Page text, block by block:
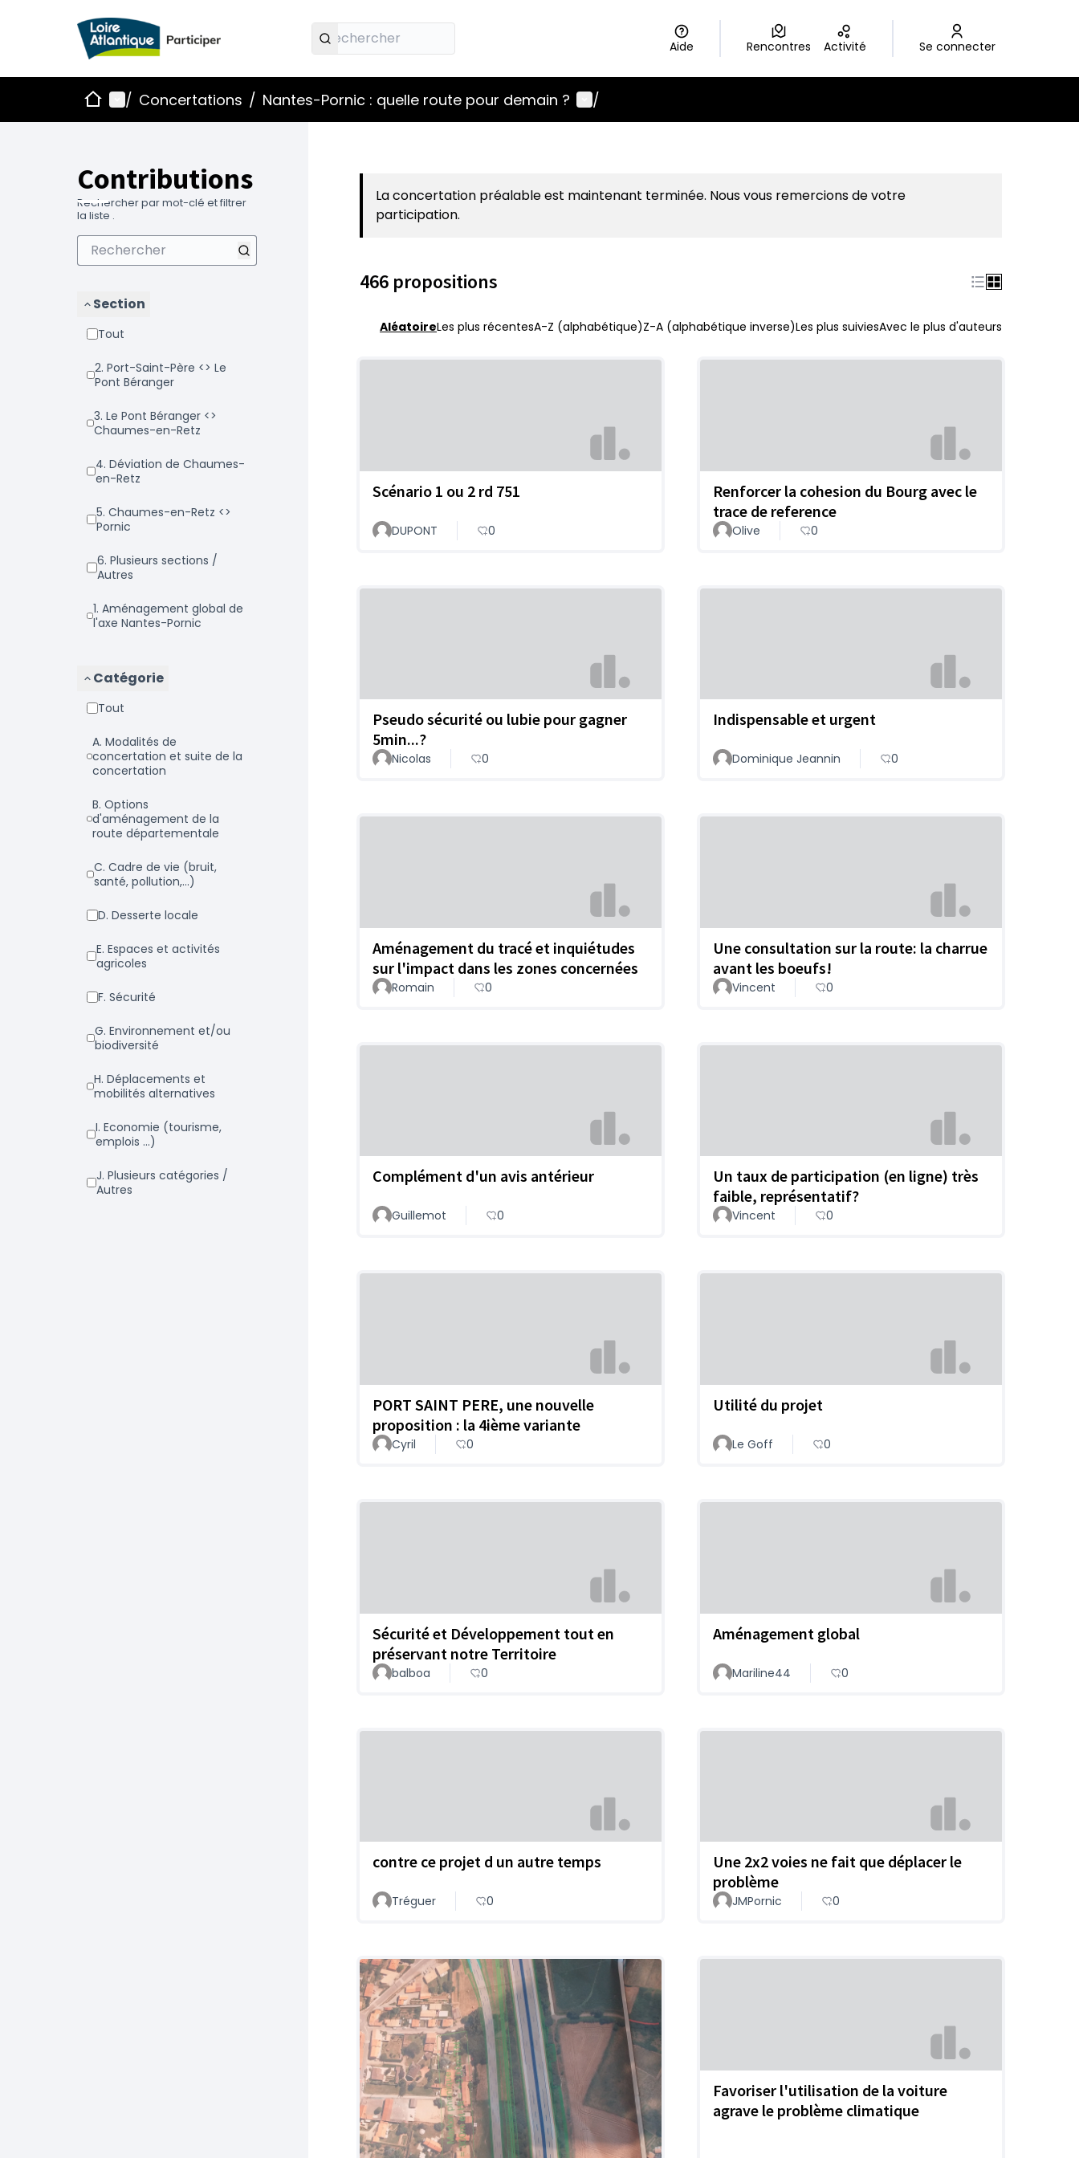
Aide Rencontres Activité Se connecter
AccueilMenu principal
/ Concertations / Nantes-Pornic : quelle route pour demain ? Menu utilisateur
/
Contributions
Rechercher par mot-clé et filtrer
la liste .
Section
Tout
2. Port-Saint-Père <> Le
Pont Béranger
3. Le Pont Béranger <>
Chaumes-en-Retz
4. Déviation de Chaumes-
en-Retz
5. Chaumes-en-Retz <>
Pornic
6. Plusieurs sections /
Autres
1. Aménagement global de
l'axe Nantes-Pornic
Catégorie
Tout
a. Modalités de
concertation et suite de la
concertation
b. Options
d'aménagement de la
route départementale
c. Cadre de vie (bruit,
santé, pollution,...)
d. Desserte locale
e. Espaces et activités
agricoles
f. Sécurité
g. Environnement et/ou
biodiversité
h. Déplacements et
mobilités alternatives
i. Economie (tourisme,
emplois ...)
j. Plusieurs catégories /
Autres
La concertation préalable est maintenant terminée. Nous vous remercions de votre
participation.
466 propositions
AléatoireLes plus récentesA-Z (alphabétique)Z-A (alphabétique inverse)Les plus suiviesAvec le plus d'auteurs
Scénario 1 ou 2 rd 751
DUPONT 0
Renforcer la cohesion du Bourg avec le
trace de reference
Olive 0
Pseudo sécurité ou lubie pour gagner
5min...?
Nicolas 0
Indispensable et urgent
Dominique Jeannin 0
Aménagement du tracé et inquiétudes
sur l'impact dans les zones concernées
Romain 0
Une consultation sur la route: la charrue
avant les boeufs!
Vincent 0
Complément d'un avis antérieur
Guillemot 0
Un taux de participation (en ligne) très
faible, représentatif?
Vincent 0
PORT SAINT PERE, une nouvelle
proposition : la 4ième variante
Cyril 0
Utilité du projet
Le Goff 0
Sécurité et Développement tout en
préservant notre Territoire
balboa 0
Aménagement global
Mariline44 0
contre ce projet d un autre temps
Tréguer 0
Une 2x2 voies ne fait que déplacer le
problème
JMPornic 0
Favoriser l'utilisation de la voiture
agrave le problème climatique